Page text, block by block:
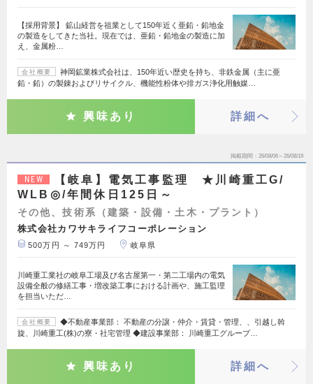
【採用背景】 鉱山経営を祖業として150年近く亜鉛・鉛地金
の製造をしてきた当社。現在では、亜鉛・鉛地金の製造に加
え、金属粉…
会社概要
神岡鉱業株式会社は、150年近い歴史を持ち、非鉄金属（主に亜
鉛・鉛）の製錬およびリサイクル、機能性粉体や排ガス浄化用触媒…
興味あり 詳細へ
掲載期間 26/08/06～26/08/19
NEW
【岐阜】電気工事監理 ★川崎重工G/
WLB◎/年間休日125日～
その他、技術系（建築・設備・土木・プラント）
株式会社カワサキライフコーポレーション
500万円 ～ 749万円 岐阜県
川崎重工業社の岐阜工場及び名古屋第一・第二工場内の電気
設備全般の修繕工事・増改築工事における計画や、施工監理
を担当いただ…
会社概要
◆不動産事業部： 不動産の分譲・仲介・賃貸・管理、、引越し斡
旋、川崎重工(株)の寮・社宅管理 ◆建設事業部： 川崎重工グループ…
興味あり 詳細へ